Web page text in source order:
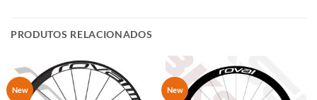
PRODUTOS RELACIONADOS
New New